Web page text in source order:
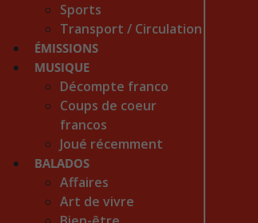
Sports
Transport / Circulation
ÉMISSIONS
MUSIQUE
Décompte franco
Coups de coeur
francos
Joué récemment
BALADOS
Affaires
Art de vivre